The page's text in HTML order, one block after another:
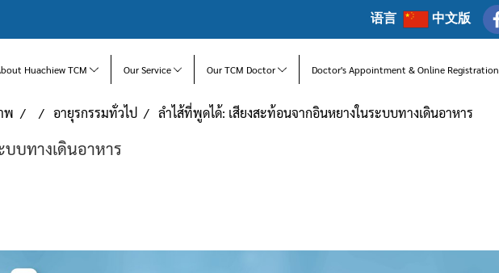
语言 中文版
Huachiew TCM Our Service Our TCM Doctor Doctor's Appointment & Online Registration
พ อายุรกรรมทั่วไป ลำไส้ที่พูดได้: เสียงสะท้อนจากอินหยางในระบบทางเดินอาหาร
บทางเดินอาหาร